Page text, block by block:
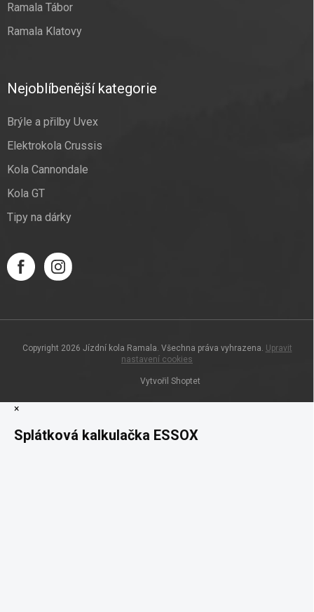
Ramala Tábor
Ramala Klatovy
Nejoblíbenější kategorie
Brýle a přilby Uvex
Elektrokola Crussis
Kola Cannondale
Kola GT
Tipy na dárky
Vytvořil Shoptet
Copyright 2026 Jízdní kola Ramala. Všechna práva vyhrazena. Upravit
nastavení cookies
×
Splátková kalkulačka ESSOX